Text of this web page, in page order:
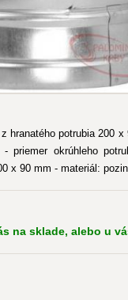
hranatého potrubia 200
priemer okrúhleho
x 90 mm - materiál:
na sklade, alebo u